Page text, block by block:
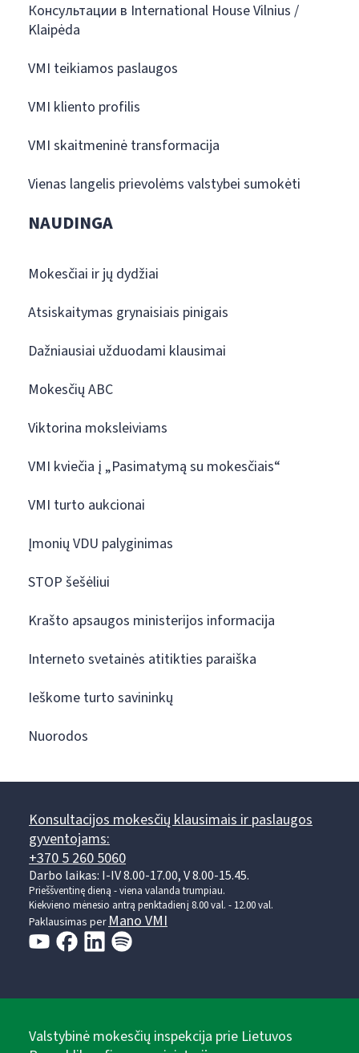
Консультации в International House Vilnius /
Klaipėda
VMI teikiamos paslaugos
VMI kliento profilis
VMI skaitmeninė transformacija
Vienas langelis prievolėms valstybei sumokėti
NAUDINGA
Mokesčiai ir jų dydžiai
Atsiskaitymas grynaisiais pinigais
Dažniausiai užduodami klausimai
Mokesčių ABC
Viktorina moksleiviams
VMI kviečia į „Pasimatymą su mokesčiais“
VMI turto aukcionai
Įmonių VDU palyginimas
STOP šešėliui
Krašto apsaugos ministerijos informacija
Interneto svetainės atitikties paraiška
Ieškome turto savininkų
Nuorodos
Konsultacijos mokesčių klausimais ir paslaugos
gyventojams:
+370 5 260 5060
Darbo laikas: I-IV 8.00-17.00, V 8.00-15.45.
Prieššventinę dieną - viena valanda trumpiau.
Kiekvieno mėnesio antrą penktadienį 8.00 val. - 12.00 val.
Paklausimas perMano VMI
Valstybinė mokesčių inspekcija prie Lietuvos